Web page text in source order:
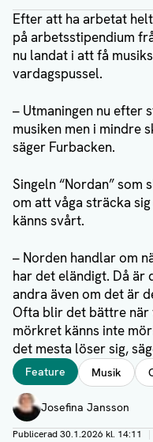
Efter att ha arbetat
på arbetsstipendium
nu landat i att få
vardagspussel.
– Utmaningen nu efter
musiken men i mindre
säger Furbacken.
Singeln “Nordan”
om att våga sträcka
känns svårt.
– Norden handlar om
har det eländigt. Då är
andra även om det är
Ofta blir det bättre
mörkret känns inte
det mesta löser sig,
Taggar
Feature Musik
Författare
Josefina Jansson
Visa profil
Publicerad30.1.2026 kl. 14:11 |